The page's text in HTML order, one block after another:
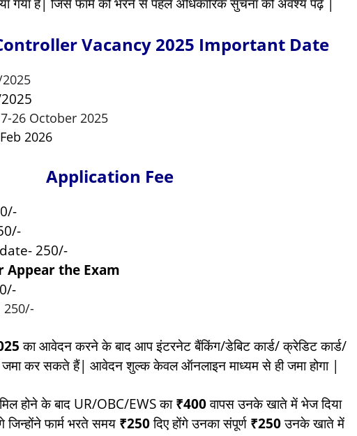
Vacancy 2025 Important Date
26 October 2025
2026
Application Fee
250/-
Appear the Exam
250/-
का आवेदन करने के बाद आप इंटरनेट बैंकिंग/डेबिट कार्ड/ क्रेडिट कार्ड/
कर सकते हैं| आवेदन शुल्क केवल ऑनलाइन माध्यम से ही जमा होगा |
होने के बाद UR/OBC/EWS का ₹400वापस उनके खाते में भेज दिया
जिन्होंने फार्म भरते समय ₹250दिए होंगे उनका संपूर्ण ₹250उनके खाते में